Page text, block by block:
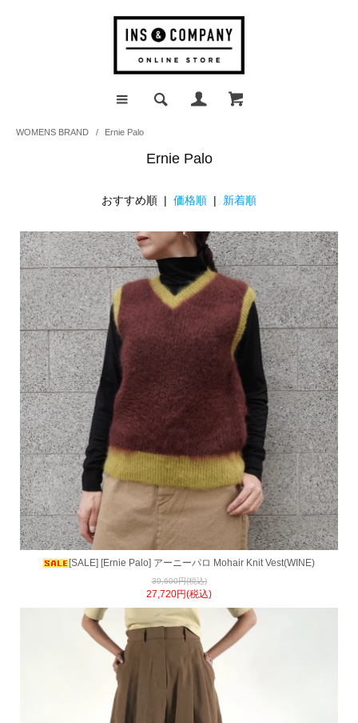
WOMENS BRAND / Ernie Palo
Ernie Palo
おすすめ順 | 価格順 | 新着順
[SALE] [Ernie Palo] アーニーパロ Mohair Knit Vest(WINE)
39,600円(税込)
27,720円(税込)